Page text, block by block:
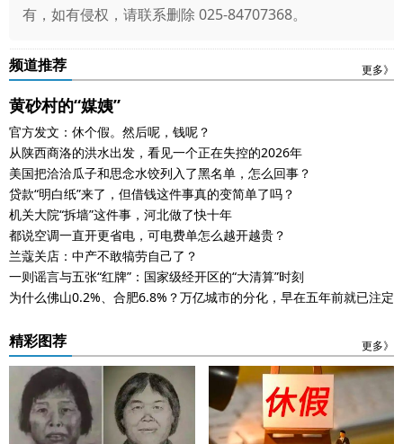
有，如有侵权，请联系删除 025-84707368。
频道推荐 更多》
黄砂村的“媒姨”
官方发文：休个假。然后呢，钱呢？
从陕西商洛的洪水出发，看见一个正在失控的2026年
美国把洽洽瓜子和思念水饺列入了黑名单，怎么回事？
贷款“明白纸”来了，但借钱这件事真的变简单了吗？
机关大院“拆墙”这件事，河北做了快十年
都说空调一直开更省电，可电费单怎么越开越贵？
兰蔻关店：中产不敢犒劳自己了？
一则谣言与五张“红牌”：国家级经开区的“大清算”时刻
为什么佛山0.2%、合肥6.8%？万亿城市的分化，早在五年前就已注定
精彩图荐 更多》